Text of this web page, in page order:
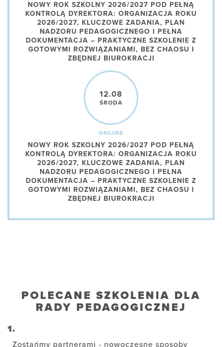
NOWY ROK SZKOLNY 2026/2027 POD PEŁNĄ
KONTROLĄ DYREKTORA: ORGANIZACJA ROKU
2026/2027, KLUCZOWE ZADANIA, PLAN
NADZORU PEDAGOGICZNEGO I PEŁNA
DOKUMENTACJA – PRAKTYCZNE SZKOLENIE Z
GOTOWYMI ROZWIĄZANIAMI, BEZ CHAOSU I
ZBĘDNEJ BIUROKRACJI
12.08
ŚRODA
ONLINE
NOWY ROK SZKOLNY 2026/2027 POD PEŁNĄ
KONTROLĄ DYREKTORA: ORGANIZACJA ROKU
2026/2027, KLUCZOWE ZADANIA, PLAN
NADZORU PEDAGOGICZNEGO I PEŁNA
DOKUMENTACJA – PRAKTYCZNE SZKOLENIE Z
GOTOWYMI ROZWIĄZANIAMI, BEZ CHAOSU I
ZBĘDNEJ BIUROKRACJI
POLECANE SZKOLENIA DLA
RADY PEDAGOGICZNEJ
1.
Zostańmy partnerami - nowoczesne sposoby